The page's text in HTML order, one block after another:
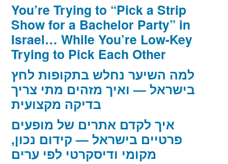
You’re Trying to “Pick a Strip
Show for a Bachelor Party” in
Israel… While You’re Low-Key
Trying to Pick Each Other
למה השיער נחלש בתקופות לחץ
בישראל — ואיך מזהים מתי צריך
בדיקה מקצועית
איך לקדם אתרים של מופעים
פרטיים בישראל — קידום נכון,
מקומי ודיסקרטי לפי ערים